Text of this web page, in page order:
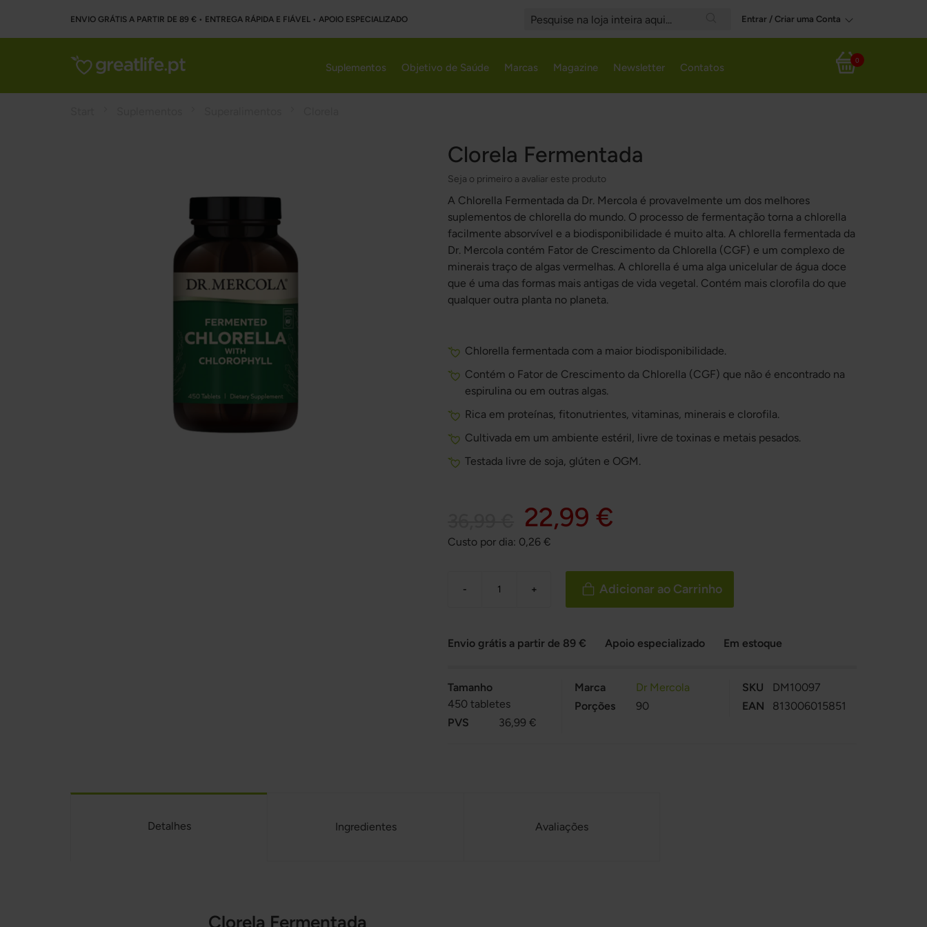
ENVIO GRÁTIS A PARTIR DE 89 € • ENTREGA RÁPIDA E FIÁVEL • APOIO ESPECIALIZADO
Search
Entrar / Criar uma Conta
Meu Carrinho
0
Suplementos Objetivo de Saúde Marcas Magazine Newsletter Contatos
Clorela Fermentada
Seja o primeiro a avaliar este produto
A Chlorella Fermentada da Dr. Mercola é provavelmente um dos melhores
suplementos de chlorella do mundo. O processo de fermentação torna a chlorella
facilmente absorvível e a biodisponibilidade é muito alta. A chlorella fermentada da
Dr. Mercola contém Fator de Crescimento da Chlorella (CGF) e um complexo de
minerais traço de algas vermelhas. A chlorella é uma alga unicelular de água doce
que é uma das formas mais antigas de vida vegetal. Contém mais clorofila do que
qualquer outra planta no planeta.
Chlorella fermentada com a maior biodisponibilidade.
Contém o Fator de Crescimento da Chlorella (CGF) que não é encontrado na
espirulina ou em outras algas.
Rica em proteínas, fitonutrientes, vitaminas, minerais e clorofila.
Cultivada em um ambiente estéril, livre de toxinas e metais pesados.
Testada livre de soja, glúten e OGM.
22,99 €
Custo por dia: 0,26€
- + Adicionar ao Carrinho
Envio grátis a partir de 89 € Apoio especializado Em estoque
Tamanho
450 tabletes
PVS
36,99 €
Marca
Dr Mercola
Porções
90
SKU
DM10097
EAN
813006015851
Detalhes
Clorela Fermentada
Ingredientes Avaliações